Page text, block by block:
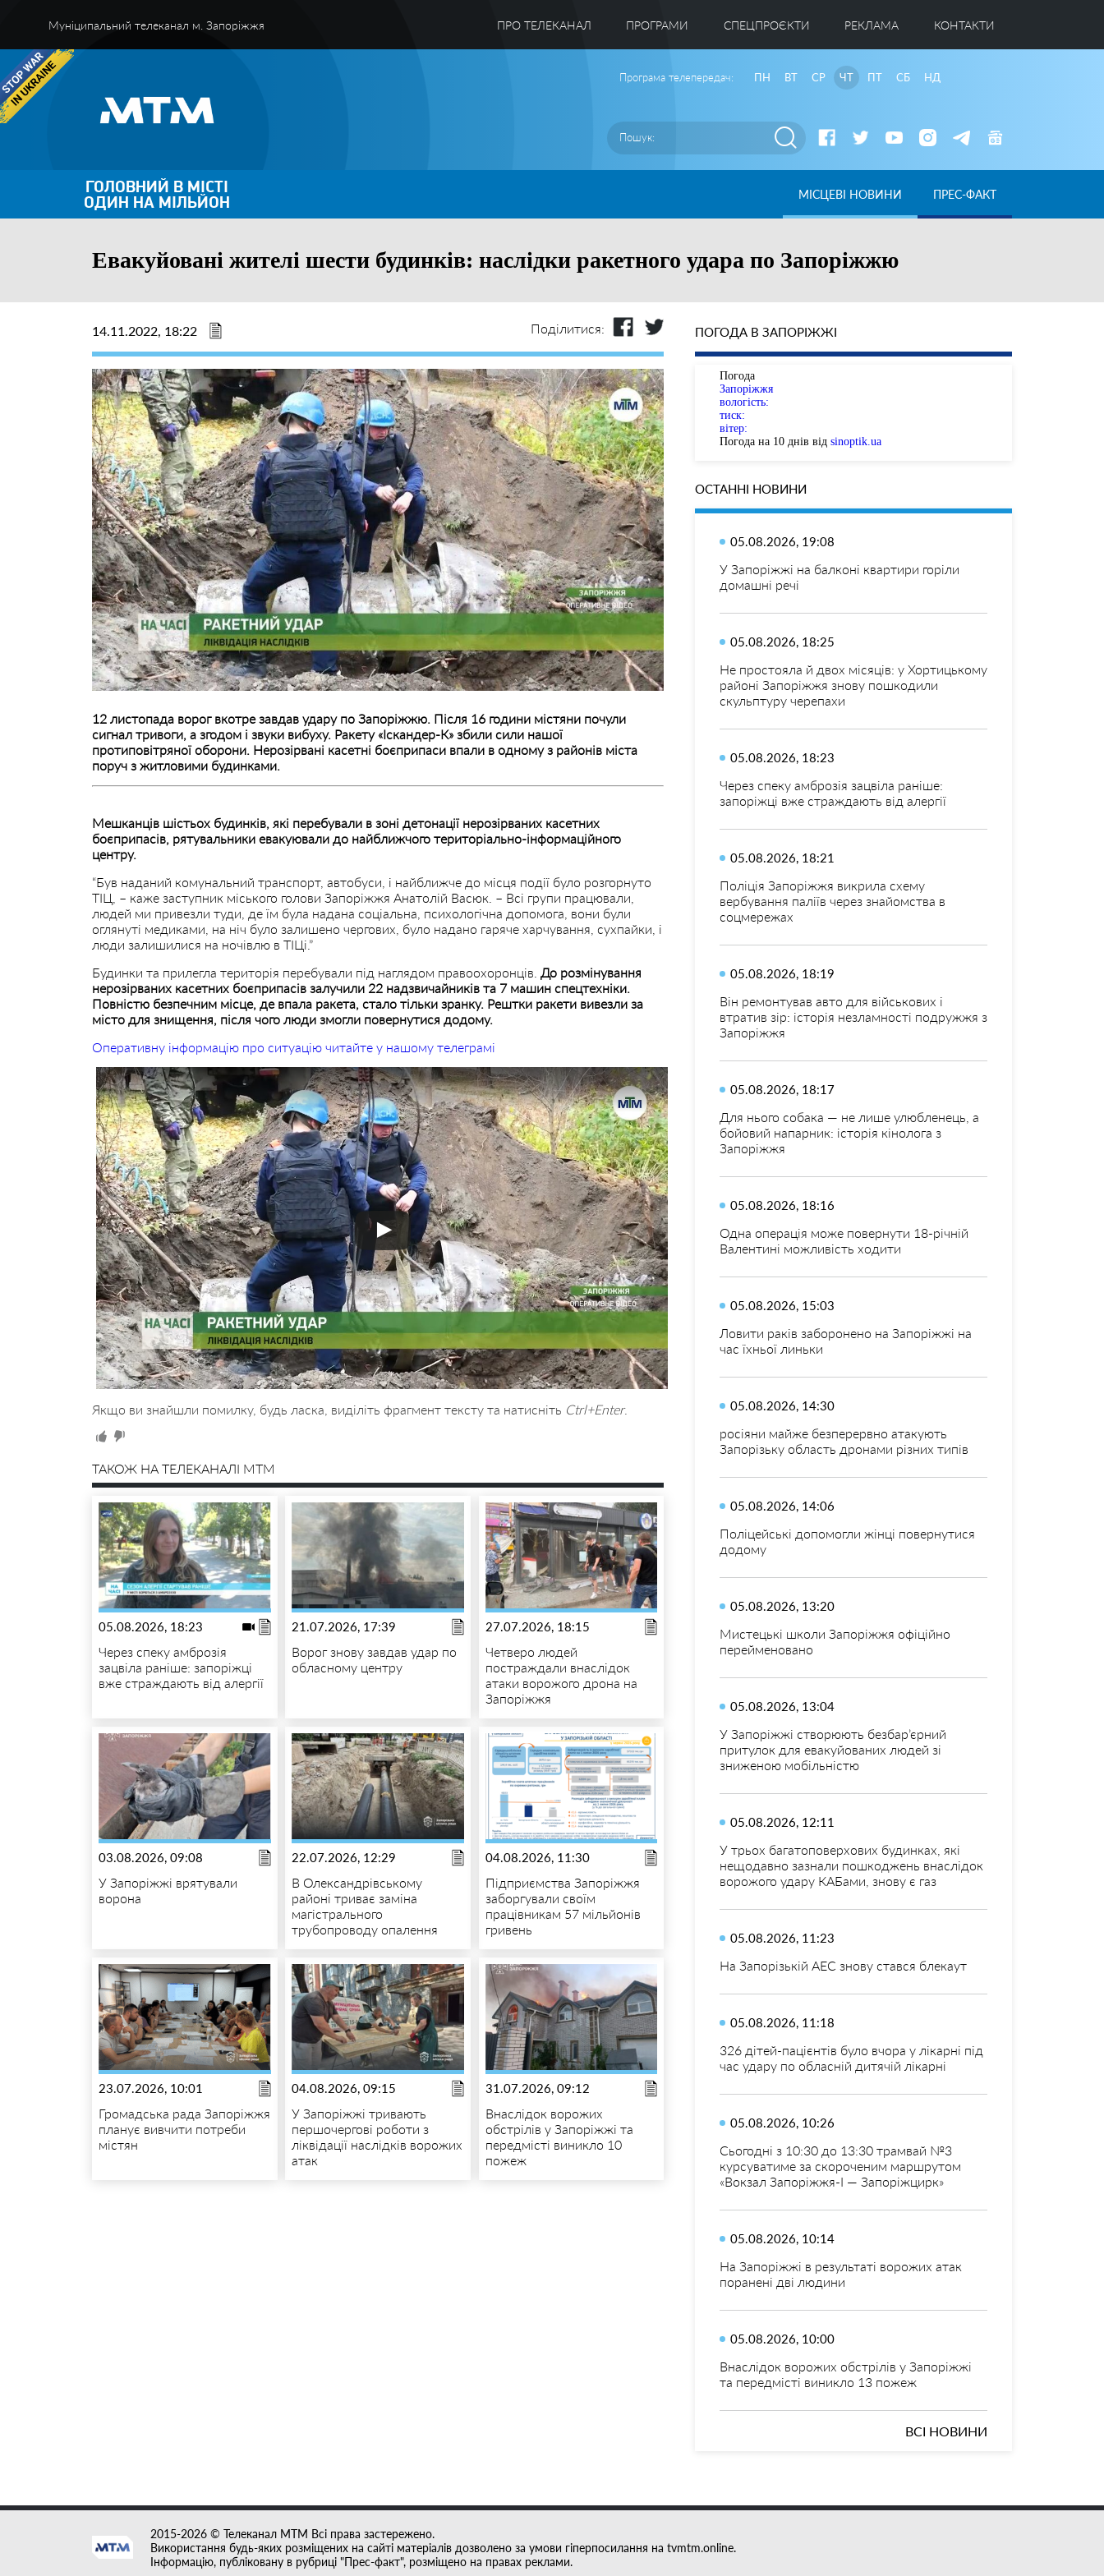
Муніципальний телеканал м. Запоріжжя ПРО ТЕЛЕКАНАЛ ПРОГРАМИ CПЕЦПРОЄКТИ РЕКЛАМА КОНТАКТИ
Програма телепередач: ПН ВТ СР ЧТ ПТ СБ НД
ГОЛОВНИЙ В МІСТІ
ОДИН НА МІЛЬЙОН МІСЦЕВІ НОВИНИ ПРЕС-ФАКТ
Евакуйовані жителі шести будинків: наслідки ракетного удара по Запоріжжю
14.11.2022, 18:22 Поділитися:
12 листопада ворог вкотре завдав удару по Запоріжжю. Після 16 години містяни почули
сигнал тривоги, а згодом і звуки вибуху. Ракету «Іскандер-К» збили сили нашої
протиповітряної оборони. Нерозірвані касетні боєприпаси впали в одному з районів міста
поруч з житловими будинками.
Мешканців шістьох будинків, які перебували в зоні детонації нерозірваних касетних
боєприпасів, рятувальники евакуювали до найближчого територіально-інформаційного
центру.
“Був наданий комунальний транспорт, автобуси, і найближче до місця події було розгорнуто
ТІЦ, – каже заступник міського голови Запоріжжя Анатолій Васюк. – Всі групи працювали,
людей ми привезли туди, де їм була надана соціальна, психологічна допомога, вони були
оглянуті медиками, на ніч було залишено чергових, було надано гаряче харчування, сухпайки, і
люди залишилися на ночівлю в ТІЦі.”
Будинки та прилегла територія перебували під наглядом правоохоронців. До розмінування
нерозірваних касетних боєприпасів залучили 22 надзвичайників та 7 машин спецтехніки.
Повністю безпечним місце, де впала ракета, стало тільки зранку. Рештки ракети вивезли за
місто для знищення, після чого люди змогли повернутися додому.
Оперативну інформацію про ситуацію читайте у нашому телеграмі
Якщо ви знайшли помилку, будь ласка, виділіть фрагмент тексту та натисніть Ctrl+Enter.
ТАКОЖ НА ТЕЛЕКАНАЛІ MTM
05.08.2026, 18:23
Через спеку амброзія
зацвіла раніше: запоріжці
вже страждають від алергії
21.07.2026, 17:39
Ворог знову завдав удар по
обласному центру
27.07.2026, 18:15
Четверо людей
постраждали внаслідок
атаки ворожого дрона на
Запоріжжя
03.08.2026, 09:08
У Запоріжжі врятували
ворона
22.07.2026, 12:29
В Олександрівському
районі триває заміна
магістрального
трубопроводу опалення
04.08.2026, 11:30
Підприємства Запоріжжя
заборгували своїм
працівникам 57 мільйонів
гривень
23.07.2026, 10:01
Громадська рада Запоріжжя
планує вивчити потреби
містян
04.08.2026, 09:15
У Запоріжжі тривають
першочергові роботи з
ліквідації наслідків ворожих
атак
31.07.2026, 09:12
Внаслідок ворожих
обстрілів у Запоріжжі та
передмісті виникло 10
пожеж
ПОГОДА В ЗАПОРІЖЖІ
Погода
Запоріжжя
вологість:
тиск:
вітер:
Погода на 10 днів від sinoptik.ua
ОСТАННІ НОВИНИ
05.08.2026, 19:08
У Запоріжжі на балконі квартири горіли
домашні речі
05.08.2026, 18:25
Не простояла й двох місяців: у Хортицькому
районі Запоріжжя знову пошкодили
скульптуру черепахи
05.08.2026, 18:23
Через спеку амброзія зацвіла раніше:
запоріжці вже страждають від алергії
05.08.2026, 18:21
Поліція Запоріжжя викрила схему
вербування паліїв через знайомства в
соцмережах
05.08.2026, 18:19
Він ремонтував авто для військових і
втратив зір: історія незламності подружжя з
Запоріжжя
05.08.2026, 18:17
Для нього собака — не лише улюбленець, а
бойовий напарник: історія кінолога з
Запоріжжя
05.08.2026, 18:16
Одна операція може повернути 18-річній
Валентині можливість ходити
05.08.2026, 15:03
Ловити раків заборонено на Запоріжжі на
час їхньої линьки
05.08.2026, 14:30
росіяни майже безперервно атакують
Запорізьку область дронами різних типів
05.08.2026, 14:06
Поліцейські допомогли жінці повернутися
додому
05.08.2026, 13:20
Мистецькі школи Запоріжжя офіційно
перейменовано
05.08.2026, 13:04
У Запоріжжі створюють безбар’єрний
притулок для евакуйованих людей зі
зниженою мобільністю
05.08.2026, 12:11
У трьох багатоповерхових будинках, які
нещодавно зазнали пошкоджень внаслідок
ворожого удару КАБами, знову є газ
05.08.2026, 11:23
На Запорізькій АЕС знову стався блекаут
05.08.2026, 11:18
326 дітей-пацієнтів було вчора у лікарні під
час удару по обласній дитячій лікарні
05.08.2026, 10:26
Сьогодні з 10:30 до 13:30 трамвай №3
курсуватиме за скороченим маршрутом
«Вокзал Запоріжжя-I — Запоріжцирк»
05.08.2026, 10:14
На Запоріжжі в результаті ворожих атак
поранені дві людини
05.08.2026, 10:00
Внаслідок ворожих обстрілів у Запоріжжі
та передмісті виникло 13 пожеж
ВСІ НОВИНИ
2015-2026 © Телеканал MTM Всі права застережено.
Використання будь-яких розміщених на сайті матеріалів дозволено за умови гіперпосилання на tvmtm.online.
Інформацію, публіковану в рубриці "Прес-факт", розміщено на правах реклами.